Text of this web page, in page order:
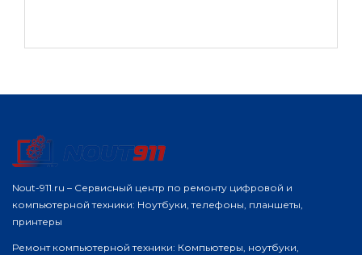
Nout-911.ru – Сервисный центр по ремонту цифровой и
компьютерной техники: Ноутбуки, телефоны, планшеты,
принтеры
Ремонт компьютерной техники: Компьютеры, ноутбуки,